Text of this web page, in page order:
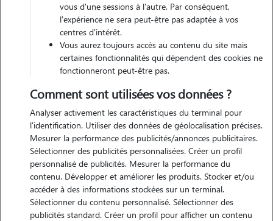
Motivation
voici une proposition : --- depuis mon plus jeune âge, j'ai toujours
été entourée d'animaux. chez mes parents, nous avons trois chats,
avec lesquels j'ai tissé des liens très forts. leur compagnie a toujours
été une source de réconfort et de joie pour moi. de plus, j'ai souvent
vous d'une sessions à l'autre. Par conséquent,
l'expérience ne sera peut-être pas adaptée à vos
centres d'intérêt.
Vous aurez toujours accès au contenu du site mais
certaines fonctionnalités qui dépendent des cookies ne
fonctionneront peut-être pas.
Comment sont utilisées vos données ?
Analyser activement les caractéristiques du terminal pour
l'identification. Utiliser des données de géolocalisation précises.
Mesurer la performance des publicités/annonces publicitaires.
Sélectionner des publicités personnalisées. Créer un profil
personnalisé de publicités. Mesurer la performance du
contenu. Développer et améliorer les produits. Stocker et/ou
accéder à des informations stockées sur un terminal.
Sélectionner du contenu personnalisé. Sélectionner des
publicités standard. Créer un profil pour afficher un contenu